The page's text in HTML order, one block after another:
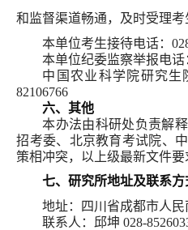
和监督渠道畅通，及时受理考
本单位考生接待电话：
本单位纪委监察举报电话
中国农业科学院研究生
82106766
六、其他
本办法由科研处负责解
招考委、北京教育考试院、
策相冲突，以上级最新文件要
七、研究所地址及联系方
地址：四川省成都市人民
联系人：邱坤 028-